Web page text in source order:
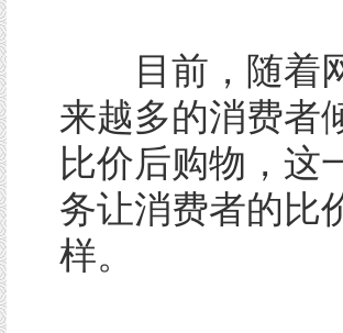
目前，随着网
来越多的消费者
比价后购物，这
务让消费者的比
样。